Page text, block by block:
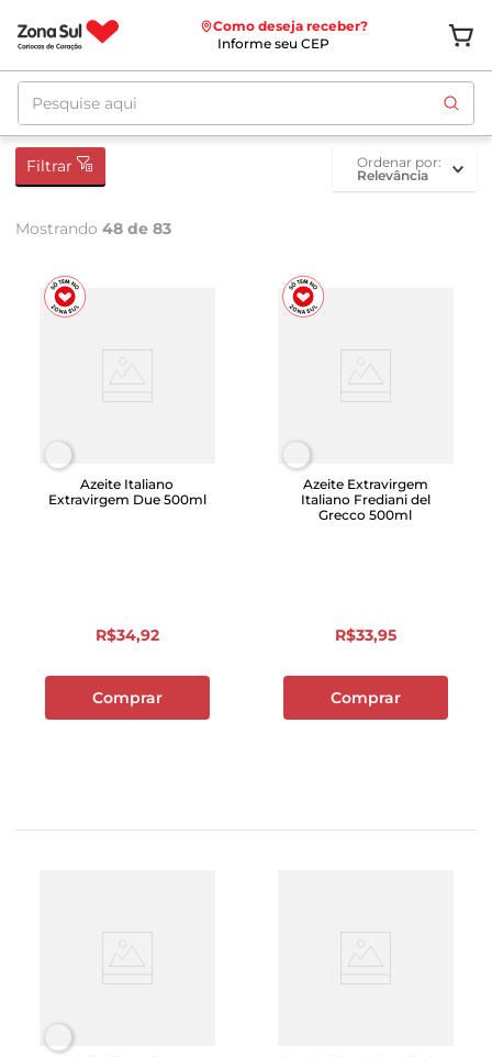
Como deseja receber?
Informe seu CEP
Pesquise aqui
Filtrar
ordenar por
Relevância
Mostrando 48 de 83
Azeite Italiano
Extravirgem Due 500ml
R$34,92
Comprar
Azeite Extravirgem
Italiano Frediani del
Grecco 500ml
R$33,95
Comprar